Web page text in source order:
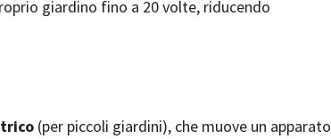
giardino fino a 20 volte, riducendo
(per piccoli giardini), che muove un apparato